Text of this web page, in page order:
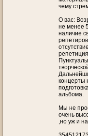
чему
О вас:
не менее
наличие
концерты
альбома.
Мы не
очень
,но уж и